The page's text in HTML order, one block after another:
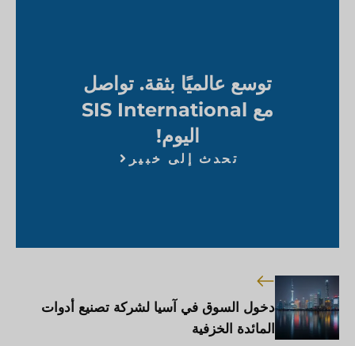
توسع عالميًا بثقة. تواصل
مع SIS International
اليوم!
تحدث إلى خبير
دخول السوق في آسيا لشركة تصنيع أدوات
المائدة الخزفية